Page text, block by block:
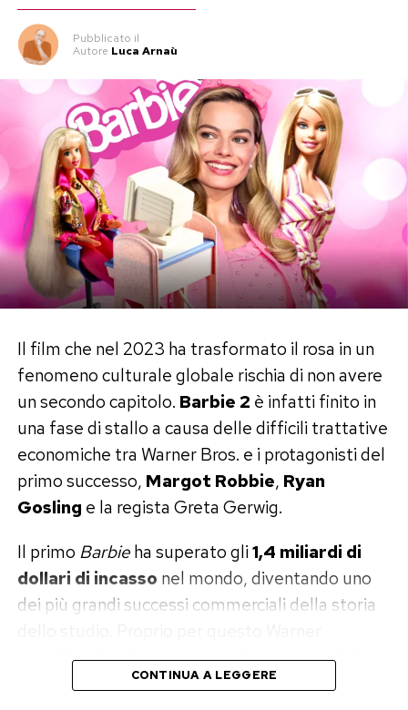
Pubblicato il
Autore Luca Arnaù
Il film che nel 2023 ha trasformato il rosa in un
fenomeno culturale globale rischia di non avere
un secondo capitolo. Barbie 2 è infatti finito in
una fase di stallo a causa delle difficili trattative
economiche tra Warner Bros. e i protagonisti del
primo successo, Margot Robbie, Ryan
Gosling e la regista Greta Gerwig.
Il primo Barbieha superato gli1,4 miliardi di
dollari di incasso nel mondo, diventando uno
dei più grandi successi commerciali della storia
vorrebbe dare il via al sequel il prima possibile.
Ma convincere il cast a tornare si sta rivelando
CONTINUA A LEGGERE